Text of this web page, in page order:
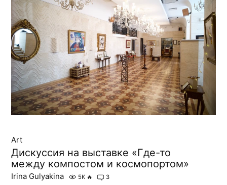
Art
Дискуссия на выставке «Где-то
между компостом и космопортом»
Irina Gulyakina 5K 🔥 3